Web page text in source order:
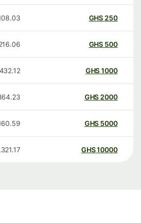
250
GHS
108.03
500
GHS
216.06
1000
GHS
432.12
2000
GHS
864.23
5000
GHS
2,160.59
10000
GHS
4,321.17